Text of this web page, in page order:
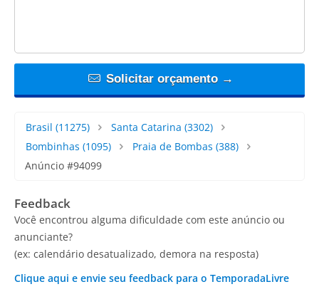
Solicitar orçamento →
Brasil (11275) Santa Catarina (3302)
Bombinhas (1095) Praia de Bombas (388)
Anúncio #94099
Feedback
Você encontrou alguma dificuldade com este anúncio ou
anunciante?
(ex: calendário desatualizado, demora na resposta)
Clique aqui e envie seu feedback para o TemporadaLivre